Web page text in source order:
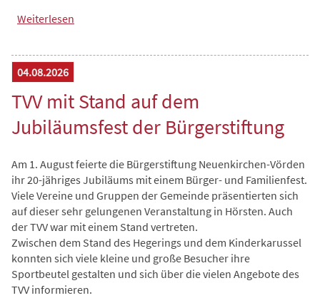
Weiterlesen
04.08.2026
TVV mit Stand auf dem
Jubiläumsfest der Bürgerstiftung
Am 1. August feierte die Bürgerstiftung Neuenkirchen-Vörden
ihr 20-jähriges Jubiläums mit einem Bürger- und Familienfest.
Viele Vereine und Gruppen der Gemeinde präsentierten sich
auf dieser sehr gelungenen Veranstaltung in Hörsten. Auch
der TVV war mit einem Stand vertreten.
Zwischen dem Stand des Hegerings und dem Kinderkarussel
konnten sich viele kleine und große Besucher ihre
Sportbeutel gestalten und sich über die vielen Angebote des
TVV informieren.